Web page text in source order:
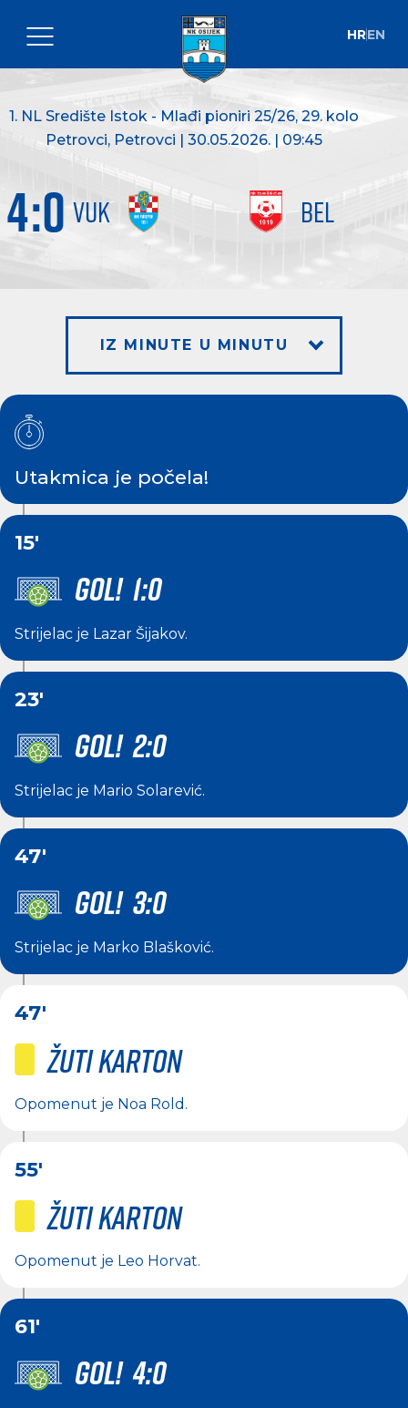
HREN
1. NL Središte Istok - Mlađi pioniri 25/26, 29. kolo
Petrovci, Petrovci | 30.05.2026. | 09:45
VUK BEL
4:0
IZ MINUTE U MINUTU
Utakmica je počela!
15'
GOL! 1:0
Strijelac je Lazar Šijakov.
23'
GOL! 2:0
Strijelac je Mario Solarević.
47'
GOL! 3:0
Strijelac je Marko Blašković.
47'
Žuti karton
Opomenut je Noa Rold .
55'
Žuti karton
Opomenut je Leo Horvat.
61'
GOL! 4:0